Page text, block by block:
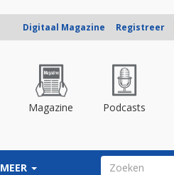
Digitaal Magazine Registreer
Magazine Podcasts
MEER ZOEKVELD